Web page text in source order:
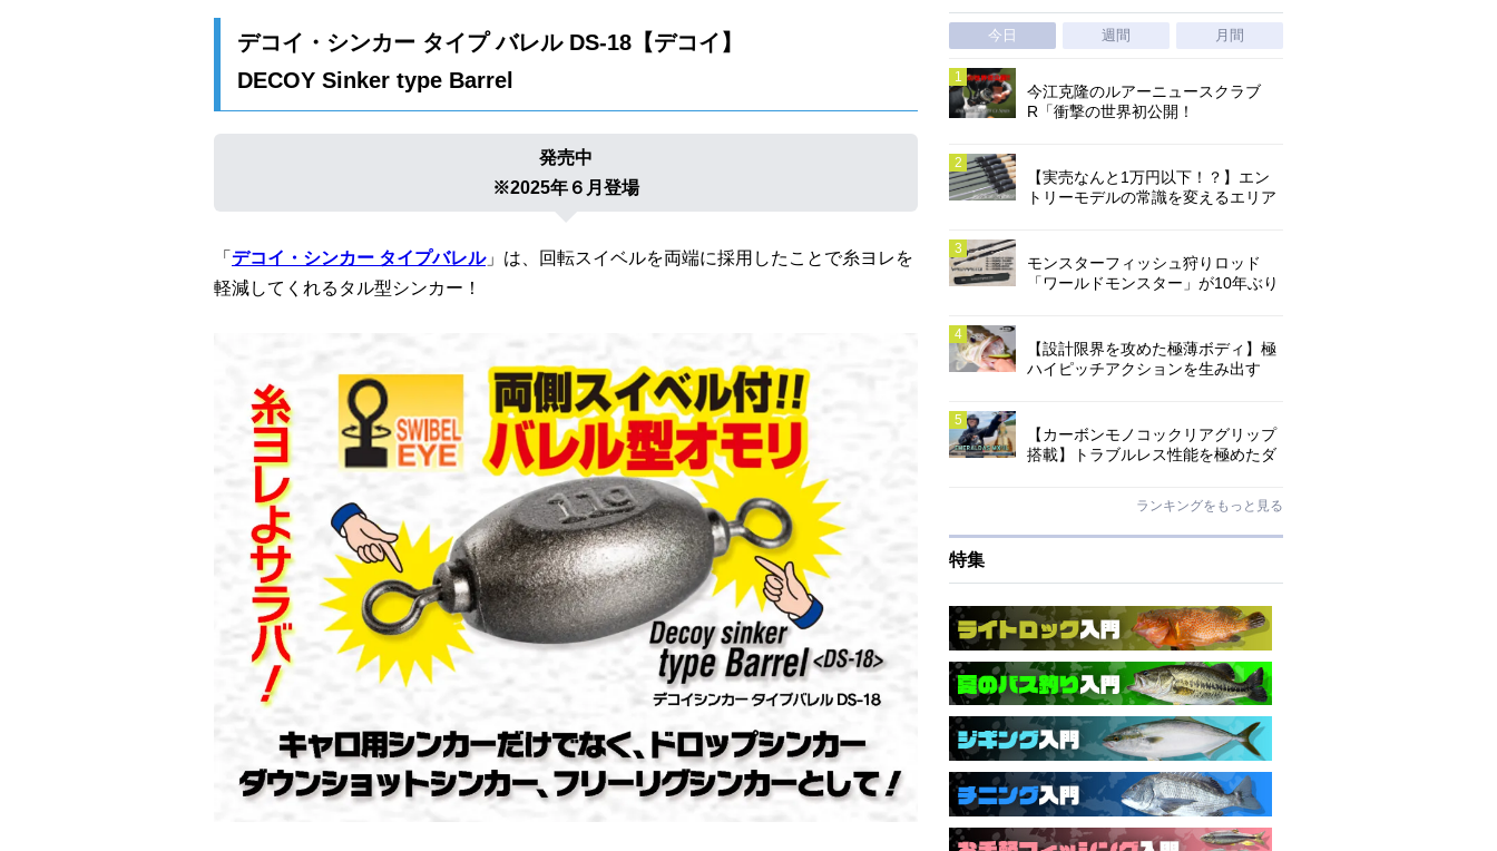
デコイ・シンカー タイプ バレル DS-18【デコイ】
DECOY Sinker type Barrel
発売中
※2025年６月登場
「 デコイ・シンカー タイプバレル」は、回転スイベルを両端に採用したことで糸ヨレを
軽減してくれるタル型シンカー！
今日 週間 月間
今江克隆のルアーニュースクラブ
R「衝撃の世界初公開！
【実売なんと1万円以下！？】エン
トリーモデルの常識を変えるエリア
モンスターフィッシュ狩りロッド
「ワールドモンスター」が10年ぶり
【設計限界を攻めた極薄ボディ】極
ハイピッチアクションを生み出す
【カーボンモノコックリアグリップ
搭載】トラブルレス性能を極めたダ
ランキングをもっと見る
特集